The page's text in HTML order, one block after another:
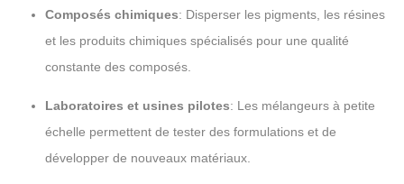
Composés chimiques: Disperser les pigments, les résines
et les produits chimiques spécialisés pour une qualité
constante des composés.
Laboratoires et usines pilotes: Les mélangeurs à petite
échelle permettent de tester des formulations et de
développer de nouveaux matériaux.